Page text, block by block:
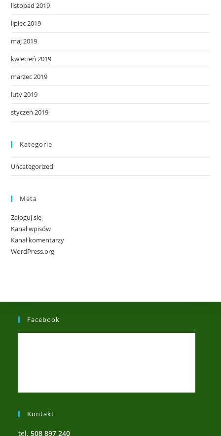
listopad 2019
lipiec 2019
maj 2019
kwiecień 2019
marzec 2019
luty 2019
styczeń 2019
Kategorie
Uncategorized
Meta
Zaloguj się
Kanał wpisów
Kanał komentarzy
WordPress.org
Facebook
Kontakt
tel.508 897 240